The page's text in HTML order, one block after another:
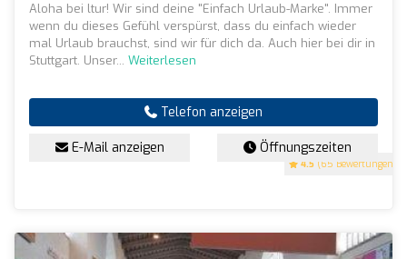
4.5 (65 Bewertungen)
Aloha bei ltur! Wir sind deine "Einfach Urlaub-Marke". Immer
wenn du dieses Gefühl verspürst, dass du einfach wieder
mal Urlaub brauchst, sind wir für dich da. Auch hier bei dir in
Stuttgart. Unser... Weiterlesen
Telefon anzeigen
E-Mail anzeigen Öffnungszeiten